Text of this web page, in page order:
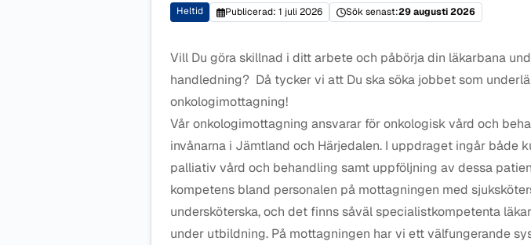
Heltid Publicerad: 1 juli 2026 Sök senast:29 augusti 2026
Vill Du göra skillnad i ditt arbete och påbörja din läkarbana
handledning? Då tycker vi att Du ska söka jobbet som
onkologimottagning!
Vår onkologimottagning ansvarar för onkologisk vård och
invånarna i Jämtland och Härjedalen. I uppdraget ingår både
palliativ vård och behandling samt uppföljning av dessa
kompetens bland personalen på mottagningen med
undersköterska, och det finns såväl specialistkompetenta
under utbildning. På mottagningen har vi ett välfungerande